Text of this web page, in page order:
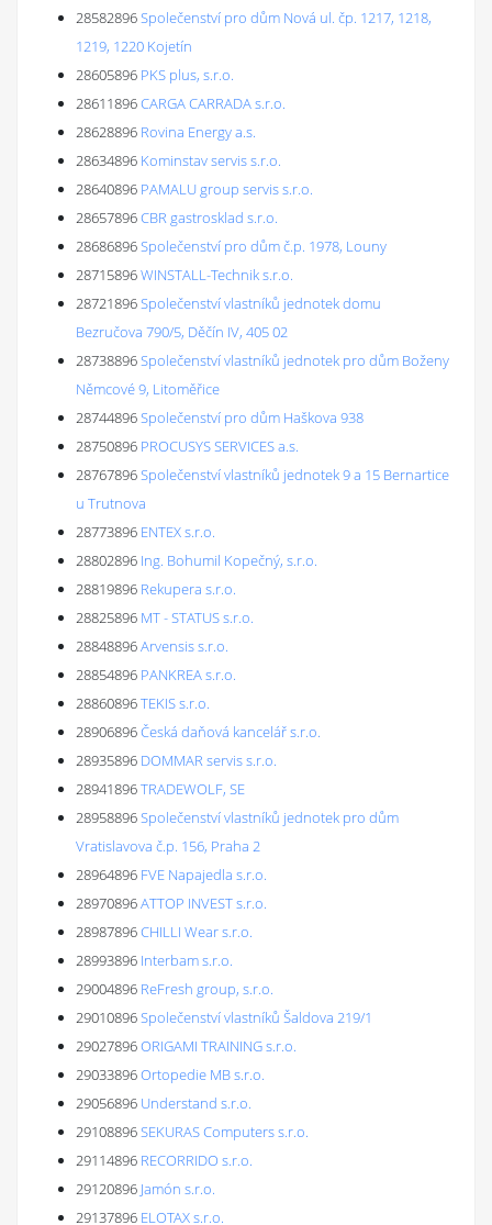
28582896Společenství pro dům Nová ul. čp. 1217, 1218,
1219, 1220 Kojetín
28605896 PKS plus, s.r.o.
28611896CARGA CARRADA s.r.o.
28628896 Rovina Energy a.s.
28634896 Kominstav servis s.r.o.
28640896 PAMALU group servis s.r.o.
28657896CBR gastrosklad s.r.o.
28686896Společenství pro dům č.p. 1978, Louny
28715896WINSTALL-Technik s.r.o.
28721896Společenství vlastníků jednotek domu
Bezručova 790/5, Děčín IV, 405 02
28738896Společenství vlastníků jednotek pro dům Boženy
Němcové 9, Litoměřice
28744896Společenství pro dům Haškova 938
28750896 PROCUSYS SERVICES a.s.
28767896Společenství vlastníků jednotek 9 a 15 Bernartice
u Trutnova
28773896 ENTEX s.r.o.
28802896 Ing. Bohumil Kopečný, s.r.o.
28819896 Rekupera s.r.o.
28825896 MT - STATUS s.r.o.
28848896Arvensis s.r.o.
28854896 PANKREA s.r.o.
28860896TEKIS s.r.o.
28906896Česká daňová kancelář s.r.o.
28935896 DOMMAR servis s.r.o.
28941896TRADEWOLF, SE
28958896Společenství vlastníků jednotek pro dům
Vratislavova č.p. 156, Praha 2
28964896 FVE Napajedla s.r.o.
28970896ATTOP INVEST s.r.o.
28987896CHILLI Wear s.r.o.
28993896 Interbam s.r.o.
29004896 ReFresh group, s.r.o.
29010896Společenství vlastníků Šaldova 219/1
29027896ORIGAMI TRAINING s.r.o.
29033896Ortopedie MB s.r.o.
29056896 Understand s.r.o.
29108896SEKURAS Computers s.r.o.
29114896 RECORRIDO s.r.o.
29120896 Jamón s.r.o.
29137896 ELOTAX s.r.o.